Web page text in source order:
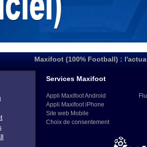
Maxifoot (100% Football) :
Services Maxifoot
Appli Maxifoot Android
Appli Maxifoot iPhone
Site web Mobile
Choix de consentement